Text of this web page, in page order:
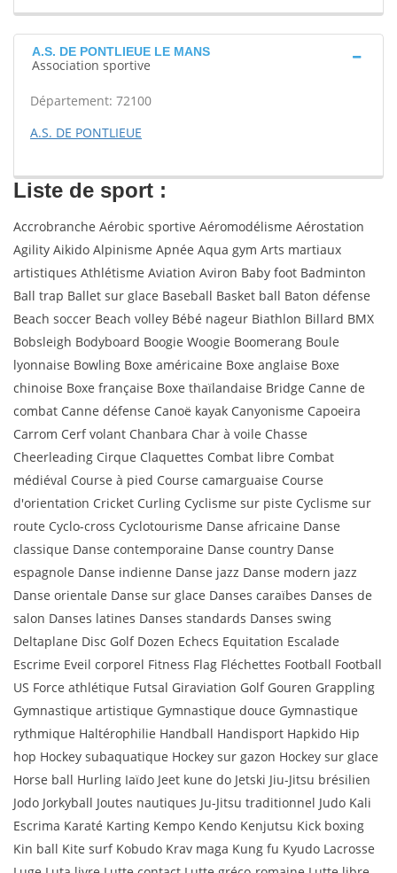
A.S. DE PONTLIEUE LE MANS
Association sportive
Département: 72100
A.S. DE PONTLIEUE
Liste de sport :
Accrobranche Aérobic sportive Aéromodélisme Aérostation
Agility Aikido Alpinisme Apnée Aqua gym Arts martiaux
artistiques Athlétisme Aviation Aviron Baby foot Badminton
Ball trap Ballet sur glace Baseball Basket ball Baton défense
Beach soccer Beach volley Bébé nageur Biathlon Billard BMX
Bobsleigh Bodyboard Boogie Woogie Boomerang Boule
lyonnaise Bowling Boxe américaine Boxe anglaise Boxe
chinoise Boxe française Boxe thaïlandaise Bridge Canne de
combat Canne défense Canoë kayak Canyonisme Capoeira
Carrom Cerf volant Chanbara Char à voile Chasse
Cheerleading Cirque Claquettes Combat libre Combat
médiéval Course à pied Course camarguaise Course
d'orientation Cricket Curling Cyclisme sur piste Cyclisme sur
route Cyclo-cross Cyclotourisme Danse africaine Danse
classique Danse contemporaine Danse country Danse
espagnole Danse indienne Danse jazz Danse modern jazz
Danse orientale Danse sur glace Danses caraïbes Danses de
salon Danses latines Danses standards Danses swing
Deltaplane Disc Golf Dozen Echecs Equitation Escalade
Escrime Eveil corporel Fitness Flag Fléchettes Football Football
US Force athlétique Futsal Giraviation Golf Gouren Grappling
Gymnastique artistique Gymnastique douce Gymnastique
rythmique Haltérophilie Handball Handisport Hapkido Hip
hop Hockey subaquatique Hockey sur gazon Hockey sur glace
Horse ball Hurling Iaïdo Jeet kune do Jetski Jiu-Jitsu brésilien
Jodo Jorkyball Joutes nautiques Ju-Jitsu traditionnel Judo Kali
Escrima Karaté Karting Kempo Kendo Kenjutsu Kick boxing
Kin ball Kite surf Kobudo Krav maga Kung fu Kyudo Lacrosse